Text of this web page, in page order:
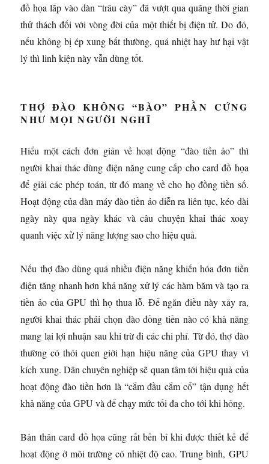
đồ họa lắp vào dàn “trâu cày” đã vượt qua quãng thời gian
thử thách đối với vòng đời của một thiết bị điện tử. Do đó,
nếu không bị ép xung bất thường, quá nhiệt hay hư hại vật
lý thì linh kiện này vẫn dùng tốt.
THỢ ĐÀO KHÔNG “BÀO” PHẦN CỨNG
NHƯ MỌI NGƯỜI NGHĨ
Hiểu một cách đơn giản về hoạt động “đào tiền ảo” thì
người khai thác dùng điện năng cung cấp cho card đồ họa
để giải các phép toán, từ đó mang về cho họ đồng tiền số.
Hoạt động của dàn máy đào tiền ảo diễn ra liên tục, kéo dài
ngày này qua ngày khác và câu chuyện khai thác xoay
quanh việc xử lý năng lượng sao cho hiệu quả.
Nếu thợ đào dùng quá nhiều điện năng khiến hóa đơn tiền
điện tăng nhanh hơn khả năng xử lý các hàm băm và tạo ra
tiền ảo của GPU thì họ thua lỗ. Để ngăn điều này xảy ra,
người khai thác phải chọn đào đồng tiền nào có khả năng
mang lại lợi nhuận sau khi trừ đi các chi phí. Từ đó, thợ đào
thường có thói quen giới hạn hiệu năng của GPU thay vì
kích xung. Dân chuyên nghiệp sẽ quan tâm tới hiệu quả của
hoạt động đào tiền hơn là “cắm đầu cắm cổ” tận dụng hết
khả năng của GPU và để chạy mức tối đa cho tới khi hỏng.
Bản thân card đồ họa cũng rất bền bỉ khi được thiết kế để
hoạt động ở môi trường có nhiệt độ cao. Trung bình, GPU